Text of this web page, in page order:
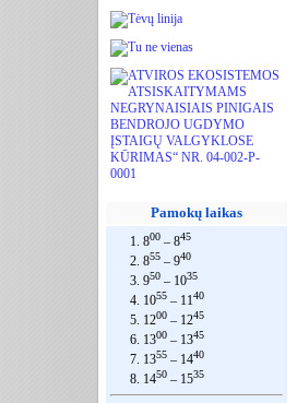
Pamokų laikas
1. 800 – 845
2. 855 – 940
3. 950 – 1035
4. 1055 – 1140
5. 1200 – 1245
6. 1300 – 1345
7. 1355 – 1440
8. 1450 – 1535